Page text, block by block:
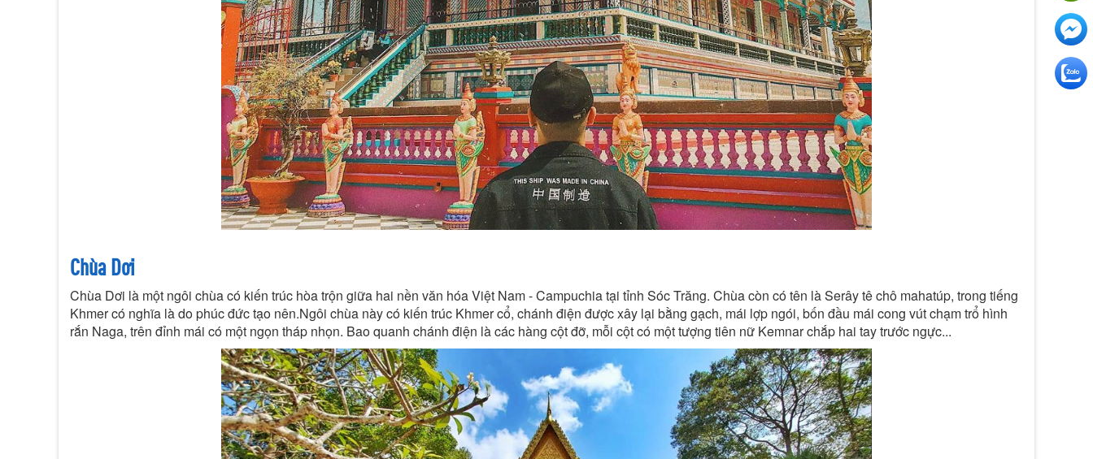
Chùa Dơi
Chùa Dơi là một ngôi chùa có kiến trúc hòa trộn giữa hai nền văn hóa Việt Nam - Campuchia tại tỉnh Sóc Trăng. Chùa còn có tên là Serây tê chô mahatúp, trong tiếng
Khmer có nghĩa là do phúc đức tạo nên.Ngôi chùa này có kiến trúc Khmer cổ, chánh điện được xây lại bằng gạch, mái lợp ngói, bốn đầu mái cong vút chạm trổ hình
rắn Naga, trên đỉnh mái có một ngọn tháp nhọn. Bao quanh chánh điện là các hàng cột đỡ, mỗi cột có một tượng tiên nữ Kemnar chắp hai tay trước ngực...